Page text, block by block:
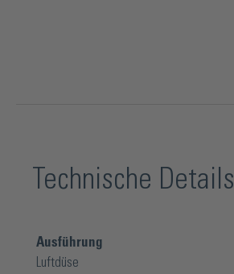
Technische Details
Ausführung
Luftdüse